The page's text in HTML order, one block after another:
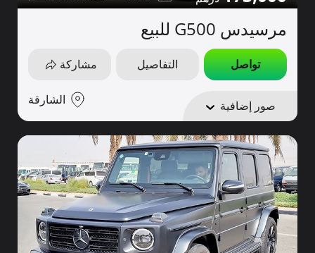
مرسيدس G500 للبيع
تواصل التفاصيل مشاركة
صور إضافية الشارقة